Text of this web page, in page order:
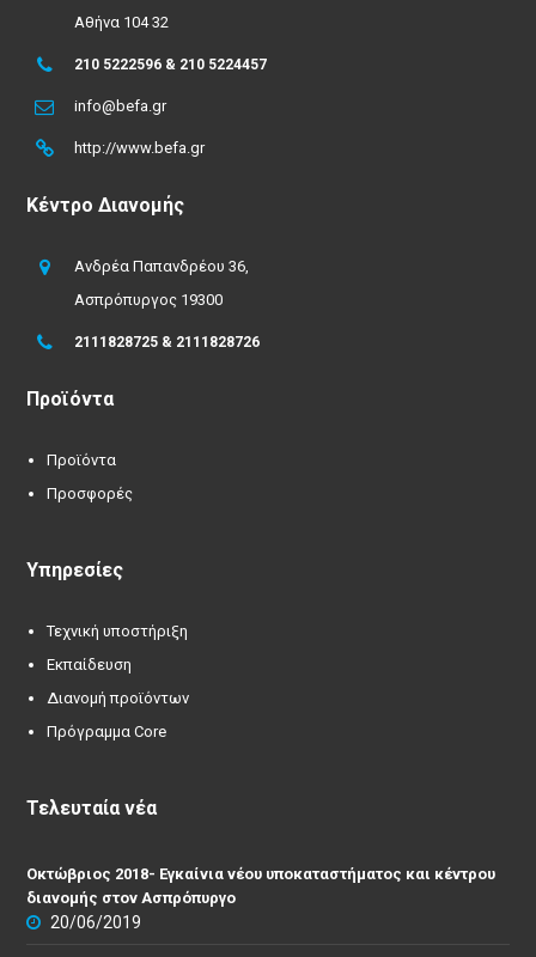
Αθήνα 104 32
210 5222596 & 210 5224457
info@befa.gr
http://www.befa.gr
Κέντρο Διανομής
Ανδρέα Παπανδρέου 36,
Ασπρόπυργος 19300
2111828725 & 2111828726
Προϊόντα
Προϊόντα
Προσφορές
Υπηρεσίες
Τεχνική υποστήριξη
Εκπαίδευση
Διανομή προϊόντων
Πρόγραμμα Core
Τελευταία νέα
Οκτώβριος 2018- Εγκαίνια νέου υποκαταστήματος και κέντρου
διανομής στον Ασπρόπυργο
20/06/2019